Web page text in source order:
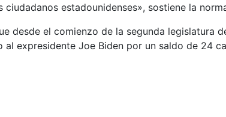
estadounidenses», sostiene la
desde el comienzo de la segunda legislatura
expresidente Joe Biden por un saldo de 24